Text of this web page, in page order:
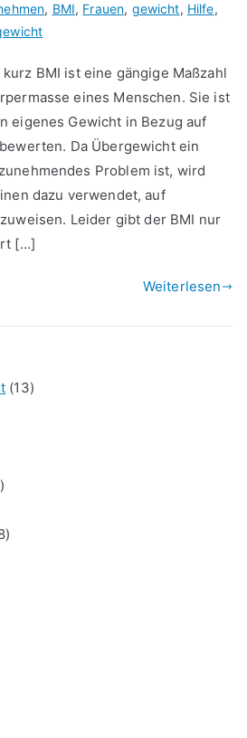
, BMI, Frauen, gewicht, Hilfe,
BMI ist eine gängige Maßzahl
eines Menschen. Sie ist
eigenes Gewicht in Bezug auf
Da Übergewicht ein
Problem ist, wird
dazu verwendet, auf
Leider gibt der BMI nur
[…]
Weiterlesen
(13)